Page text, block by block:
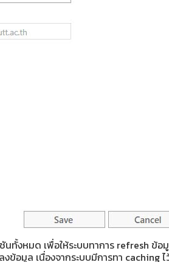
ทั้งหมด เพื่อให้ระบบทาการ refresh ข้อ
อมูล เนื่องจากระบบมีการทา caching ไ